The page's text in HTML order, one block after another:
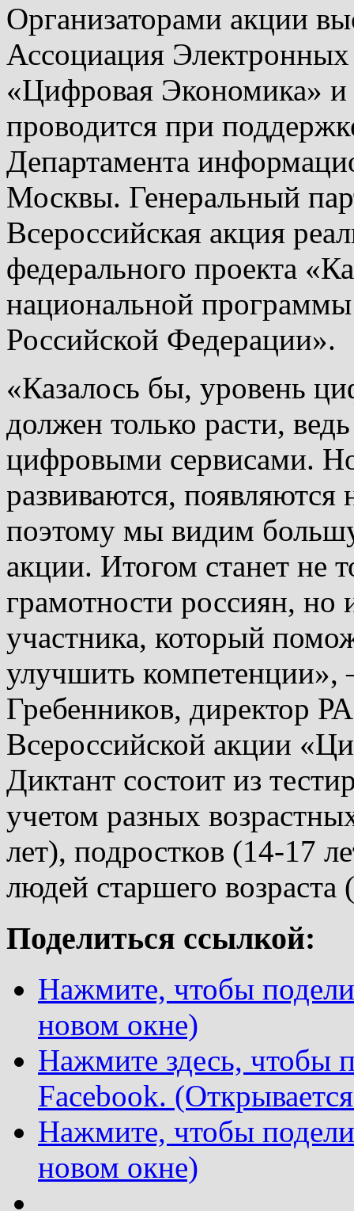
Организаторами акции
Ассоциация
«Цифровая Экономика»
проводится при
Департамента
Москвы. Генеральный
Всероссийская акция
федерального проекта
национальной
Российской Федерации».
«Казалось бы, уровень
должен только расти,
цифровыми сервисами.
развиваются,
поэтому мы видим
акции. Итогом станет не
грамотности россиян, но
участника, который
улучшить
Гребенников, директор
Всероссийской акции
Диктант состоит из
учетом разных
лет), подростков (14-17
людей старшего возраста
Поделиться ссылкой:
Нажмите, чтобы
новом окне)
Нажмите здесь, чтобы
Facebook.
Нажмите, чтобы
новом окне)